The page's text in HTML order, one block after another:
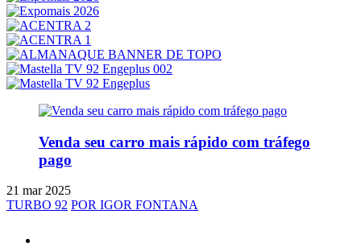
Venda seu carro mais rápido com tráfego
pago
21 mar 2025
TURBO 92 POR IGOR FONTANA